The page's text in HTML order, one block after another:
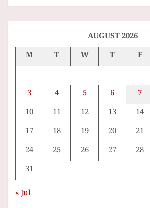
AUGUST 2026
M
T W T F
3
4 5 6 7
10
11 12 13 14
17
18 19 20 21
24
25 26 27 28
31
« Jul